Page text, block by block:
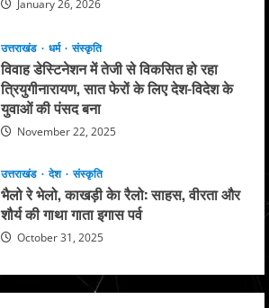
January 26, 2026
उत्तराखंड धर्म संस्कृति
विवाह डेस्टिनेशन में तेजी से विकसित हो रहा
त्रियुगीनारायण, सात फेरों के लिए देश-विदेश के
युवाओं की पंसद बना
November 22, 2025
उत्तराखंड देश संस्कृति
भैलो रे भेलो, काखड़ी केा रैलो: साहस, वीरता और
शौर्य की गाथा गाता इगास पर्व
October 31, 2025